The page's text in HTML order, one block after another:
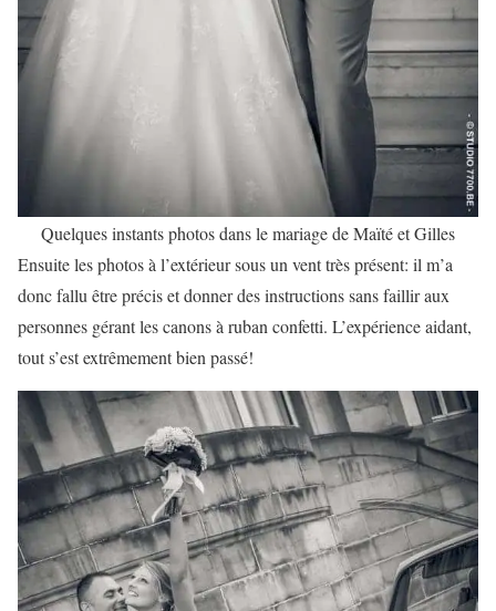
Quelques instants photos dans le mariage de Maïté et Gilles
Ensuite les photos à l’extérieur sous un vent très présent: il m’a
donc fallu être précis et donner des instructions sans faillir aux
personnes gérant les canons à ruban confetti. L’expérience aidant,
tout s’est extrêmement bien passé!